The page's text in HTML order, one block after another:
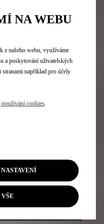
videí, která vám
váš vůz včetně
prostřednictvím
NA WEBU
z našeho webu, využíváme
a poskytování uživatelských
například pro účely
používání cookies.
NASTAVENÍ